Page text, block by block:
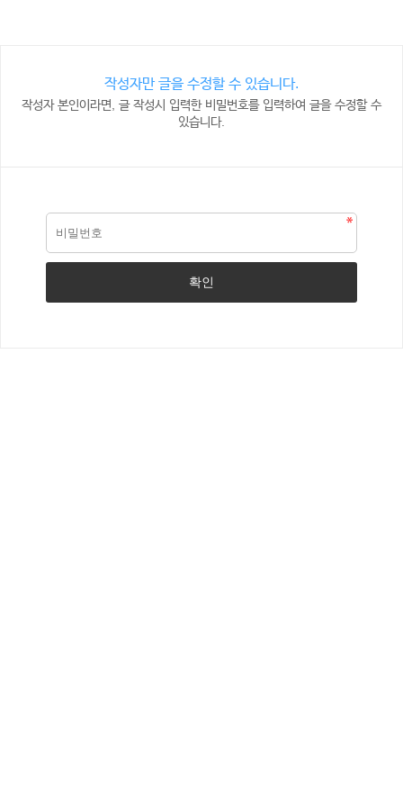
작성자만 글을 수정할 수 있습니다.
작성자 본인이라면, 글 작성시 입력한 비밀번호를 입력하여 글을 수정할 수
있습니다.